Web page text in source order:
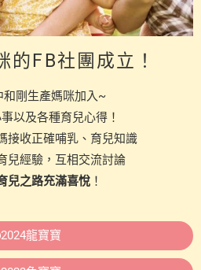
的FB社團成立！
和剛生產媽咪加入~
以及各種育兒心得！
接收正確哺乳、育兒知識
兒經驗，互相交流討論
兒之路充滿喜悅！
2024龍寶寶